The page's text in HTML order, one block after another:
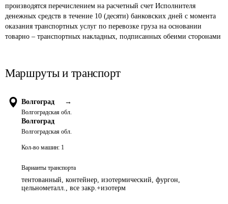
производятся перечислением на расчетный счет Исполнителя
денежных средств в течение 10 (десяти) банковских дней с момента
оказания транспортных услуг по перевозке груза на основании
товарно – транспортных накладных, подписанных обеими сторонами
Маршруты и транспорт
Волгоград →
Волгоградская обл.
Волгоград
Волгоградская обл.
Кол-во машин: 1
Варианты транспорта
тентованный, контейнер, изотермический, фургон,
цельнометалл., все закр.+изотерм